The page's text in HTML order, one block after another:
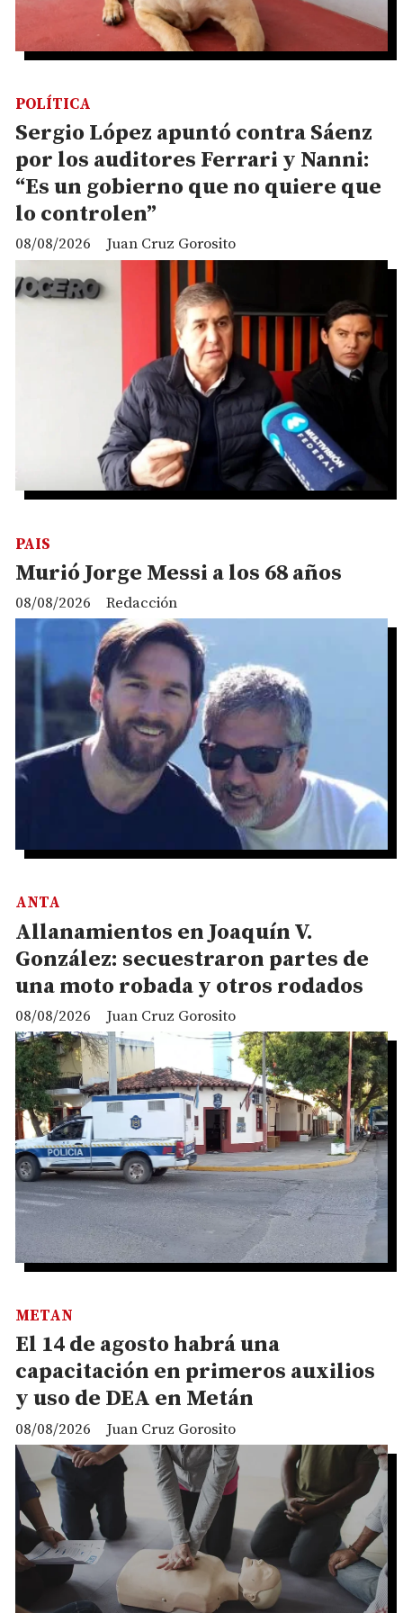
Sergio López apuntó contra Sáenz
por los auditores Ferrari y Nanni:
“Es un gobierno que no quiere que
lo controlen”
Juan Cruz Gorosito
POLÍTICA
08/08/2026
Murió Jorge Messi a los 68 años
Redacción
PAIS
08/08/2026
Allanamientos en Joaquín V.
González: secuestraron partes de
una moto robada y otros rodados
Juan Cruz Gorosito
ANTA
08/08/2026
El 14 de agosto habrá una
capacitación en primeros auxilios
y uso de DEA en Metán
Juan Cruz Gorosito
METAN
08/08/2026